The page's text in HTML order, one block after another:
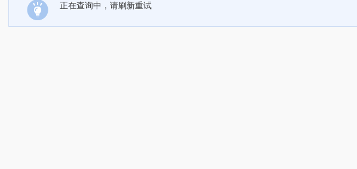
正在查询中，请刷新重试